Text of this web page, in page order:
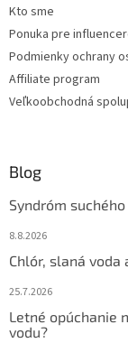
Kto sme
Ponuka pre
Podmienky ochrany
Affiliate program
Veľkoobchodná
Blog
Syndróm
8.8.2026
Chlór, slaná voda
25.7.2026
Letné opúchanie
vodu?